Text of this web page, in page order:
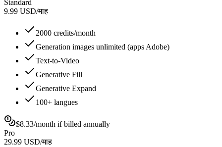
Standard
9.99 USD/माह
2000 credits/month
Generation images unlimited (apps Adobe)
Text-to-Video
Generative Fill
Generative Expand
100+ langues
$8.33/month if billed annually
Pro
29.99 USD/माह